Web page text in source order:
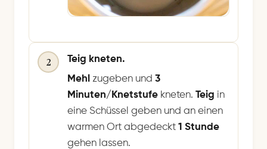
2
Teig kneten.
Mehl zugeben und 3
Minuten/Knetstufe kneten. Teig in
eine Schüssel geben und an einen
warmen Ort abgedeckt 1 Stunde
gehen lassen.